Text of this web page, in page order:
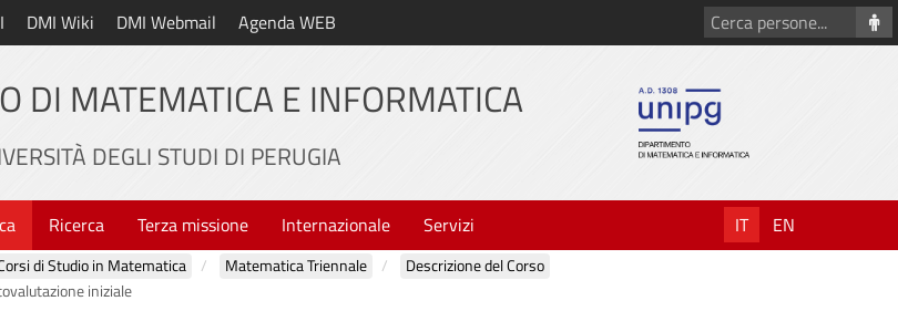
DMI Wiki DMI Webmail Agenda WEB
Cerca
persone
DI MATEMATICA E INFORMATICA
DEGLI STUDI DI PERUGIA
Ricerca Terza missione Internazionale Servizi IT EN
di Studio in Matematica Matematica Triennale
Descrizione del Corso
iniziale